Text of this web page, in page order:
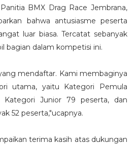
BMX Drag Race Jembrana,
bahwa antusiasme peserta
luar biasa. Tercatat sebanyak
bagian dalam kompetisi ini.
mendaftar. Kami membaginya
utama, yaitu Kategori Pemula
Kategori Junior 79 peserta, dan
52 peserta,"ucapnya.
terima kasih atas dukungan